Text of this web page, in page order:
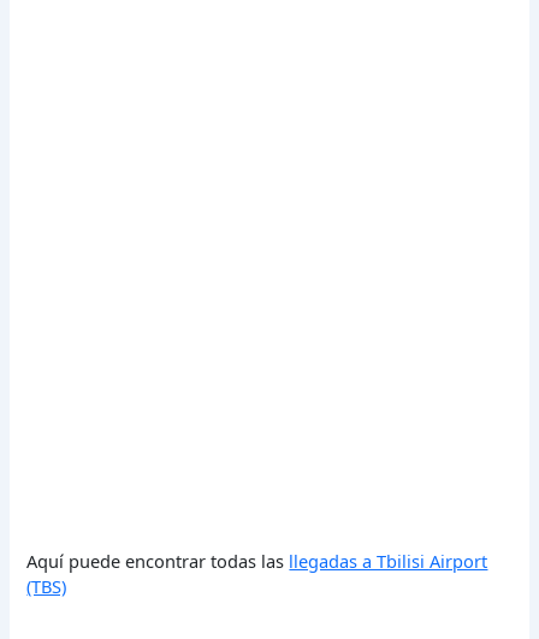
Aquí puede encontrar todas las llegadas a Tbilisi Airport
(TBS)